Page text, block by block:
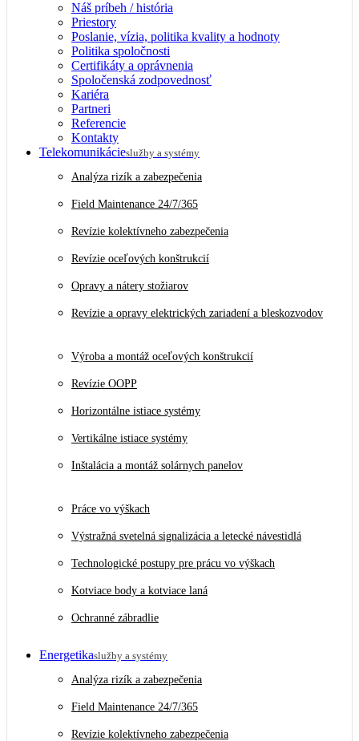
Náš príbeh / história
Priestory
Poslanie, vízia, politika kvality a hodnoty
Politika spoločnosti
Certifikáty a oprávnenia
Spoločenská zodpovednosť
Kariéra
Partneri
Referencie
Kontakty
Telekomunikácieslužby a systémy
Analýza rizík a zabezpečenia
Field Maintenance 24/7/365
Revízie kolektívneho zabezpečenia
Revízie oceľových konštrukcií
Opravy a nátery stožiarov
Revízie a opravy elektrických zariadení a bleskozvodov
Výroba a montáž oceľových konštrukcií
Revízie OOPP
Horizontálne istiace systémy
Vertikálne istiace systémy
Inštalácia a montáž solárnych panelov
Práce vo výškach
Výstražná svetelná signalizácia a letecké návestidlá
Technologické postupy pre prácu vo výškach
Kotviace body a kotviace laná
Ochranné zábradlie
Energetikaslužby a systémy
Analýza rizík a zabezpečenia
Field Maintenance 24/7/365
Revízie kolektívneho zabezpečenia